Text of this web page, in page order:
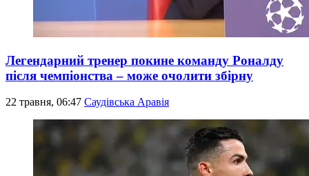
Легендарний тренер покине команду Роналду
після чемпіонства – може очолити збірну
22 травня, 06:47 Саудівська Аравія